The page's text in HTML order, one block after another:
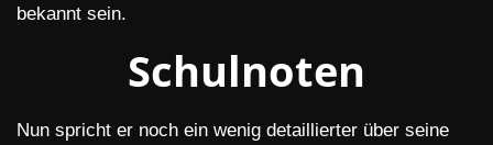
bekannt sein.
Schulnoten
Nun spricht er noch ein wenig detaillierter über seine